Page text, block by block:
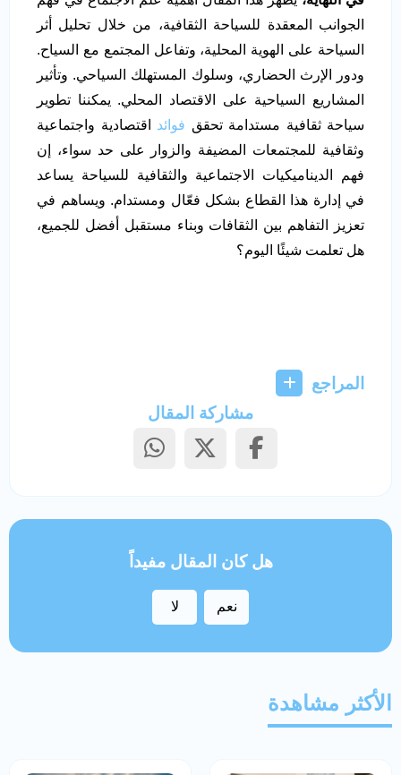
الجوانب المعقدة للسياحة الثقافية، من خلال تحليل أثر
السياحة على الهوية المحلية، وتفاعل المجتمع مع السياح.
ودور الإرث الحضاري، وسلوك المستهلك السياحي. وتأثير
المشاريع السياحية على الاقتصاد المحلي. يمكننا تطوير
سياحة ثقافية مستدامة تحقق فوائد اقتصادية واجتماعية
وثقافية للمجتمعات المضيفة والزوار على حد سواء، إن
فهم الديناميكيات الاجتماعية والثقافية للسياحة يساعد
في إدارة هذا القطاع بشكل فعّال ومستدام. ويساهم في
تعزيز التفاهم بين الثقافات وبناء مستقبل أفضل للجميع،
هل تعلمت شيئًا اليوم؟​
المراجع
مشاركة المقال
هل كان المقال مفيداً
نعم لا
الأكثر مشاهدة